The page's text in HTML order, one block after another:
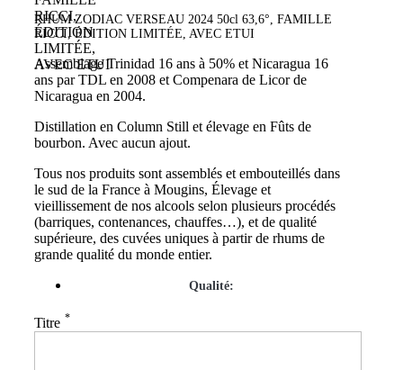
RHUM ZODIAC VERSEAU 2024 50cl 63,6°, FAMILLE
RICCI, ÉDITION LIMITÉE, AVEC ETUI
Assemblage Trinidad 16 ans à 50% et Nicaragua 16
ans par TDL en 2008 et Compenara de Licor de
Nicaragua en 2004.
Distillation en Column Still et élevage en Fûts de
bourbon. Avec aucun ajout.
Tous nos produits sont assemblés et embouteillés dans
le sud de la France à Mougins, Élevage et
vieillissement de nos alcools selon plusieurs procédés
(barriques, contenances, chauffes…), et de qualité
supérieure, des cuvées uniques à partir de rhums de
grande qualité du monde entier.
Qualité:
Titre *